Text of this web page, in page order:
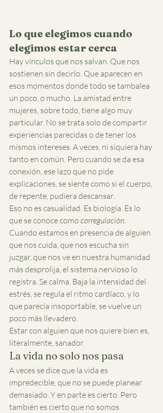
Lo que elegimos cuando
elegimos estar cerca
Hay vínculos que nos salvan. Que nos
sostienen sin decirlo. Que aparecen en
esos momentos donde todo se tambalea
un poco, o mucho. La amistad entre
mujeres, sobre todo, tiene algo muy
particular. No se trata solo de compartir
experiencias parecidas o de tener los
mismos intereses. A veces, ni siquiera hay
tanto en común. Pero cuando se da esa
conexión, ese lazo que no pide
explicaciones, se siente como si el cuerpo,
de repente, pudiera descansar.
Eso no es casualidad. Es biología. Es lo
que se conoce como corregulación.
Cuando estamos en presencia de alguien
que nos cuida, que nos escucha sin
juzgar, que nos ve en nuestra humanidad
más desprolija, el sistema nervioso lo
registra. Se calma. Baja la intensidad del
estrés, se regula el ritmo cardíaco, y lo
que parecía insoportable, se vuelve un
poco más llevadero.
Estar con alguien que nos quiere bien es,
literalmente, sanador.
La vida no solo nos pasa
A veces se dice que la vida es
impredecible, que no se puede planear
demasiado. Y en parte es cierto. Pero
también es cierto que no somos